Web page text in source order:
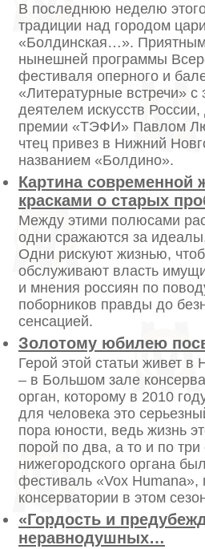
В последнюю неделю
традиции над городом
«Болдинская…».
нынешней программы
фестиваля оперного и
«Литературные встречи»
деятелем искусств
премии «ТЭФИ» Павлом
чтец привез в Нижний
названием «Болдино».
Картина современной
красками о старых
Между этими полюсами
одни сражаются за
Одни рискуют жизнью,
обслуживают власть
и мнения россиян по
поборников правды до
сенсацией.
Золотому юбилею
Герой этой статьи живет
– в Большом зале
орган, которому в 2010
для человека это
пора юности, ведь жизнь
порой по два, а то и по
нижегородского органа
фестиваль «Vox Humana»,
консерватории в этом
«Гордость и
неравнодушных…